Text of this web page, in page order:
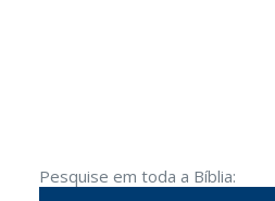
Pesquise em toda a Bíblia: